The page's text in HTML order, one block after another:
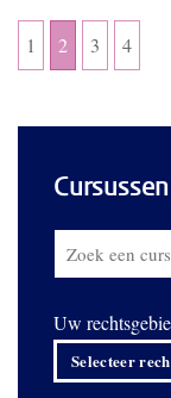
1 2 3 4
Uw
Selecteer